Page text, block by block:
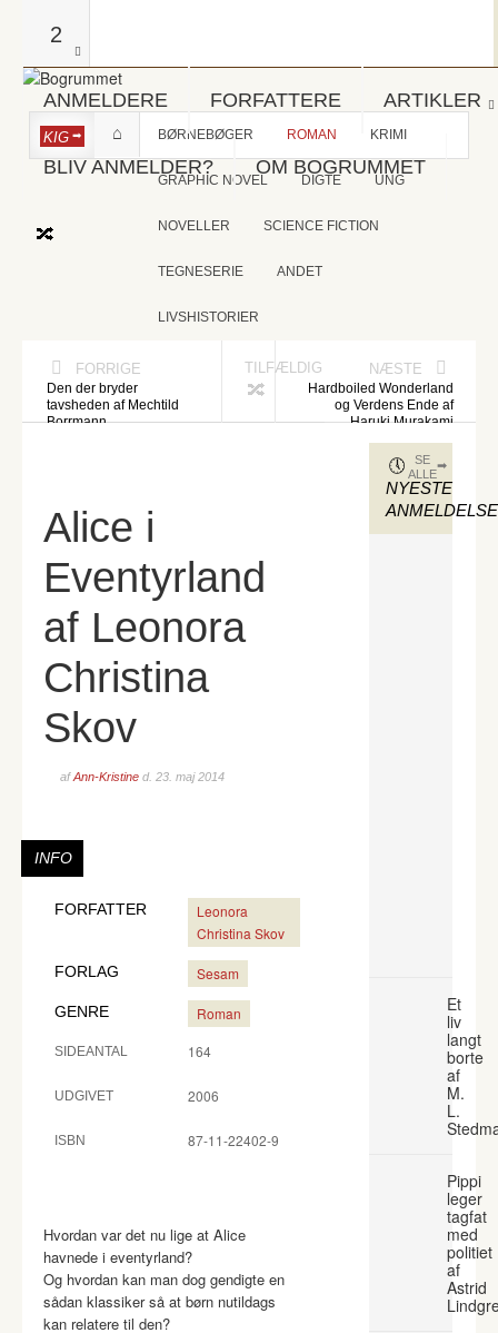
2
ANMELDERE FORFATTERE ARTIKLER
BLIV ANMELDER? OM BOGRUMMET
KIG BØRNEBØGER ROMAN KRIMI
GRAPHIC NOVEL DIGTE UNG
NOVELLER SCIENCE FICTION
TEGNESERIE ANDET
LIVSHISTORIER
FORRIGE
Den der bryder
tavsheden af Mechtild
Borrmann
TILFÆLDIG NÆSTE
Hardboiled Wonderland
og Verdens Ende af
Haruki Murakami
Alice i
Eventyrland
af Leonora
Christina
Skov
afAnn-Kristine d. 23. maj 2014
INFO
FORFATTER
Leonora
Christina Skov
FORLAG Sesam
GENRE Roman
SIDEANTAL 164
UDGIVET 2006
ISBN 87-11-22402-9
Hvordan var det nu lige at Alice
havnede i eventyrland?
Og hvordan kan man dog gendigte en
sådan klassiker så at børn nutildags
kan relatere til den?
NYESTE
SE
ALLE
Et
liv
langt
borte
af
M.
L.
Pippi
leger
tagfat
med
politiet
af
Astrid